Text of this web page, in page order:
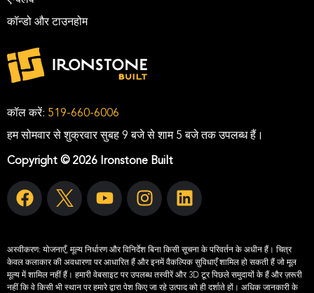
कॉन्डो और टाउनहोम
कॉल करें: 519-660-6006
हम सोमवार से शुक्रवार सुबह 9 बजे से शाम 5 बजे तक उपलब्ध हैं।
Copyright © 2026 Ironstone Built
अस्वीकरण: योजनाएँ, मूल्य निर्धारण और विनिर्देश बिना किसी सूचना के परिवर्तन के अधीन हैं। चित्र
केवल कलाकार की अवधारणा पर आधारित हैं और इनमें वैकल्पिक सुविधाएँ शामिल हो सकती हैं जो मूल
मूल्य में शामिल नहीं हैं। हमारी वेबसाइट पर उपलब्ध तस्वीरें और 3D टूर पिछले समुदायों के हैं और ज़रूरी
नहीं कि वे किसी भी स्थान पर हमारे द्वारा पेश किए जा रहे उत्पाद को ही दर्शाते हों। अधिक जानकारी के